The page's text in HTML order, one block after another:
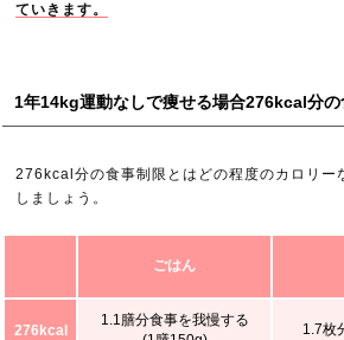
ていきます。
1年14kg運動なしで痩せる場合276kcal分の
276kcal分の食事制限とはどの程度のカロリー
しましょう。
ごはん
276kcal
1.1膳分食事を我慢する
1.7枚